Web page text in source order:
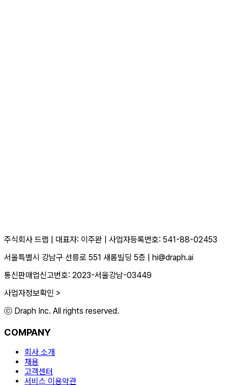
주식회사 드랩 대표자: 이주완
사업자등록번호: 541-88-02453
서울특별시 강남구 선릉로 551 새롬빌딩 5층
hi@draph.ai
통신판매업신고번호: 2023-서울강남-03449
사업자정보확인 >
ⓒ Draph Inc. All rights reserved.
COMPANY
회사 소개
채용
고객센터
서비스 이용약관